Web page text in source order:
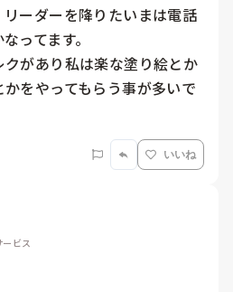
ーダーを降りたいまは電話
ってます。
があり私は楽な塗り絵とか
をやってもらう事が多いで
いいね
ビス